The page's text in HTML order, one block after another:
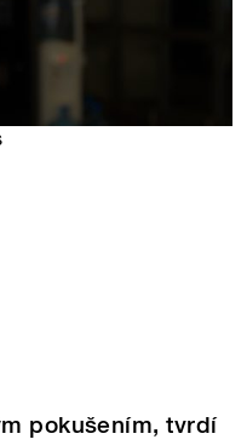
pokušením, tvrdí